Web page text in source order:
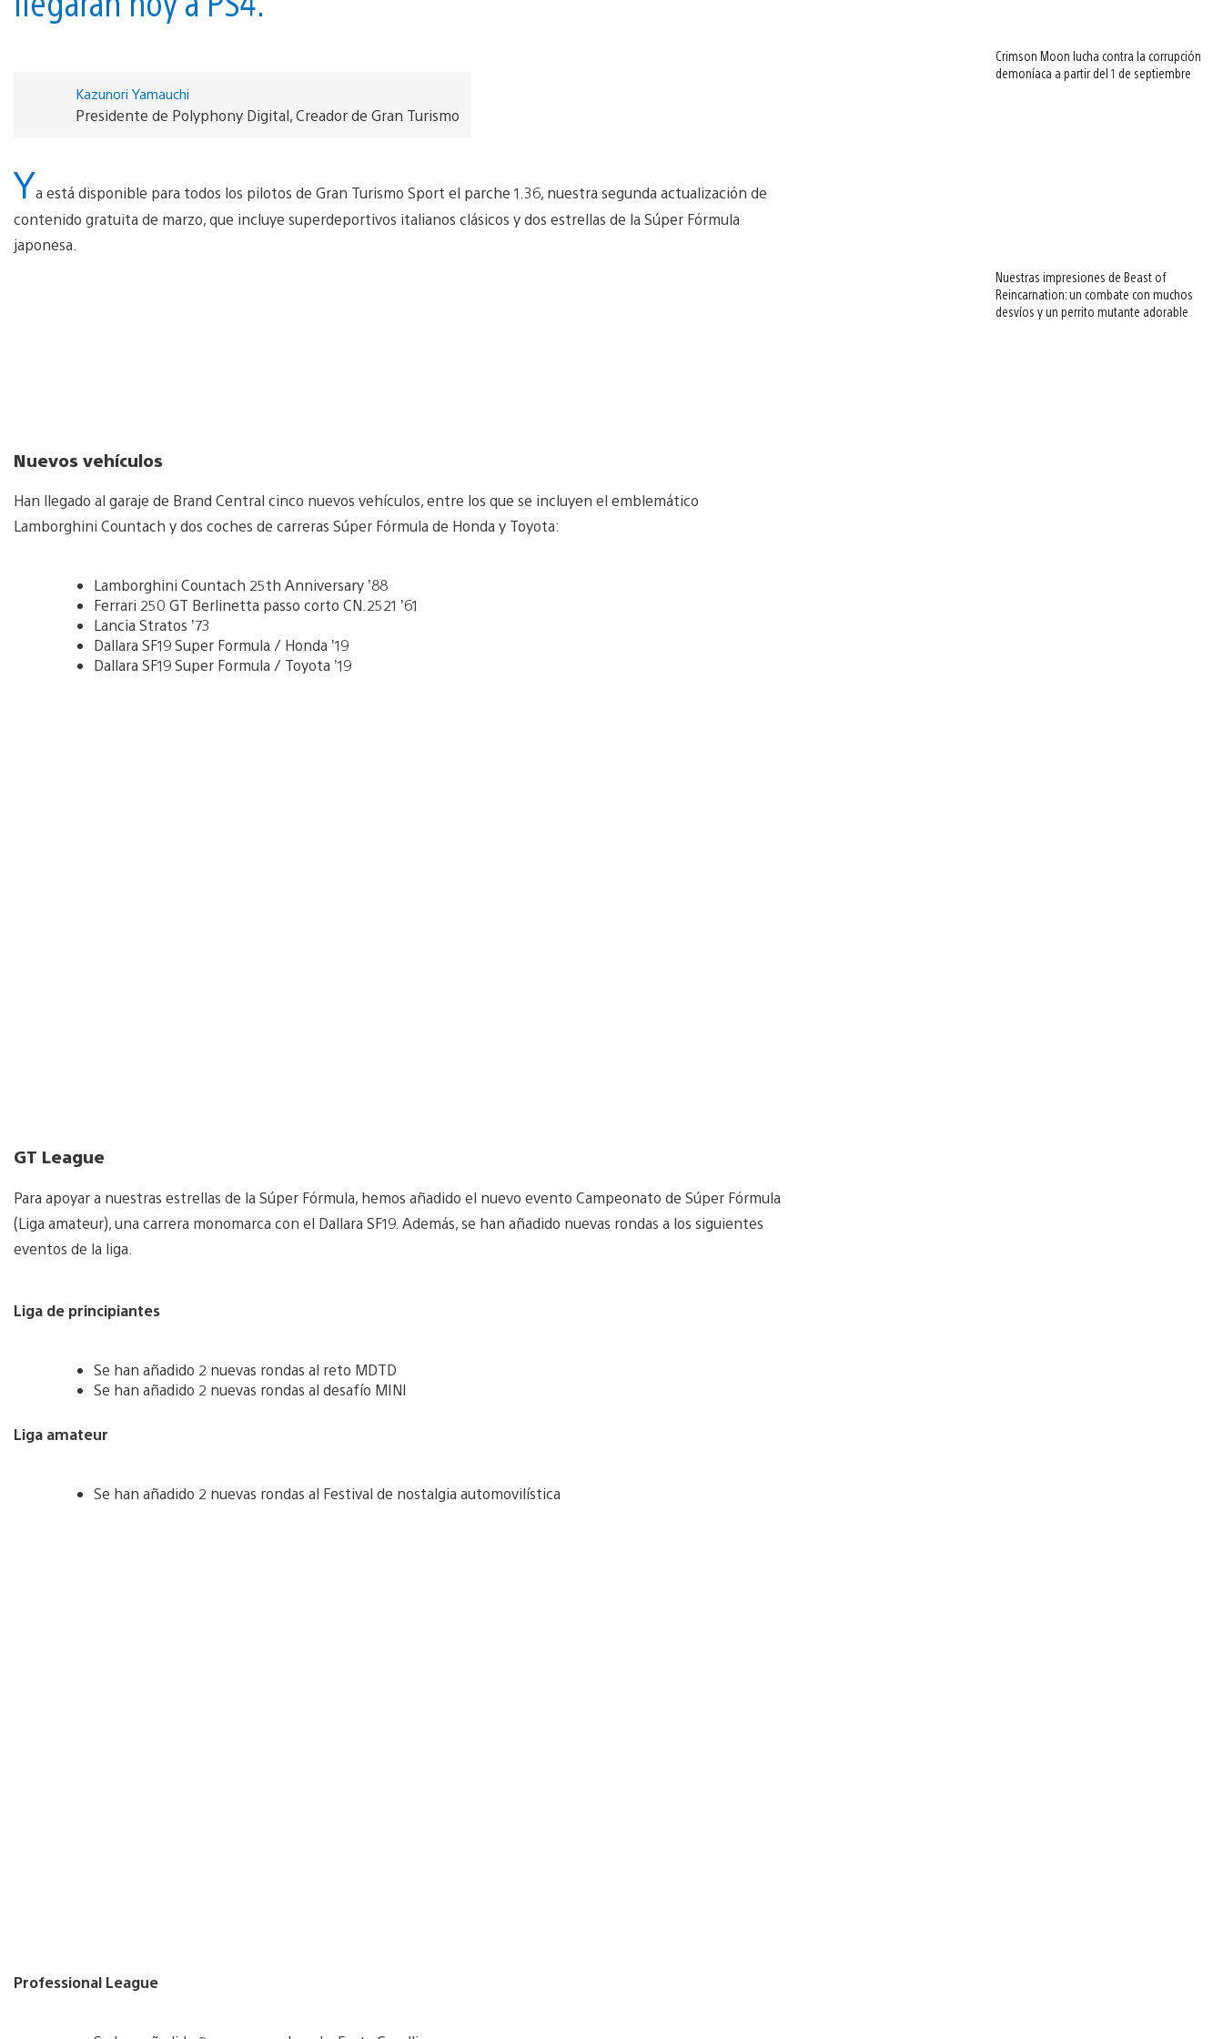
Kazunori Yamauchi
Presidente de Polyphony Digital, Creador de Gran Turismo
Ya está disponible para todos los pilotos de Gran Turismo Sport el parche 1.36, nuestra segunda actualización de
contenido gratuita de marzo, que incluye superdeportivos italianos clásicos y dos estrellas de la Súper Fórmula
japonesa.
Nuevos vehículos
Han llegado al garaje de Brand Central cinco nuevos vehículos, entre los que se incluyen el emblemático
Lamborghini Countach y dos coches de carreras Súper Fórmula de Honda y Toyota:
Lamborghini Countach 25th Anniversary ’88
Ferrari 250 GT Berlinetta passo corto CN.2521 ’61
Lancia Stratos ’73
Dallara SF19 Super Formula / Honda ’19
Dallara SF19 Super Formula / Toyota ’19
GT League
Para apoyar a nuestras estrellas de la Súper Fórmula, hemos añadido el nuevo evento Campeonato de Súper Fórmula
(Liga amateur), una carrera monomarca con el Dallara SF19. Además, se han añadido nuevas rondas a los siguientes
eventos de la liga.
Liga de principiantes
Se han añadido 2 nuevas rondas al reto MDTD
Se han añadido 2 nuevas rondas al desafío MINI
Liga amateur
Se han añadido 2 nuevas rondas al Festival de nostalgia automovilística
Professional League
Crimson Moon lucha contra la corrupción
demoníaca a partir del 1 de septiembre
Nuestras impresiones de Beast of
Reincarnation: un combate con muchos
desvíos y un perrito mutante adorable